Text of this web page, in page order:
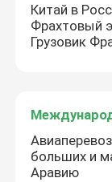
Услуга
Китай в
Фрахтовый
Грузовик
больших и
Аравию